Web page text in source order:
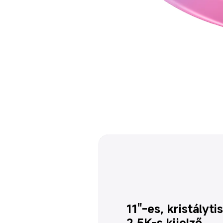
11"-es,